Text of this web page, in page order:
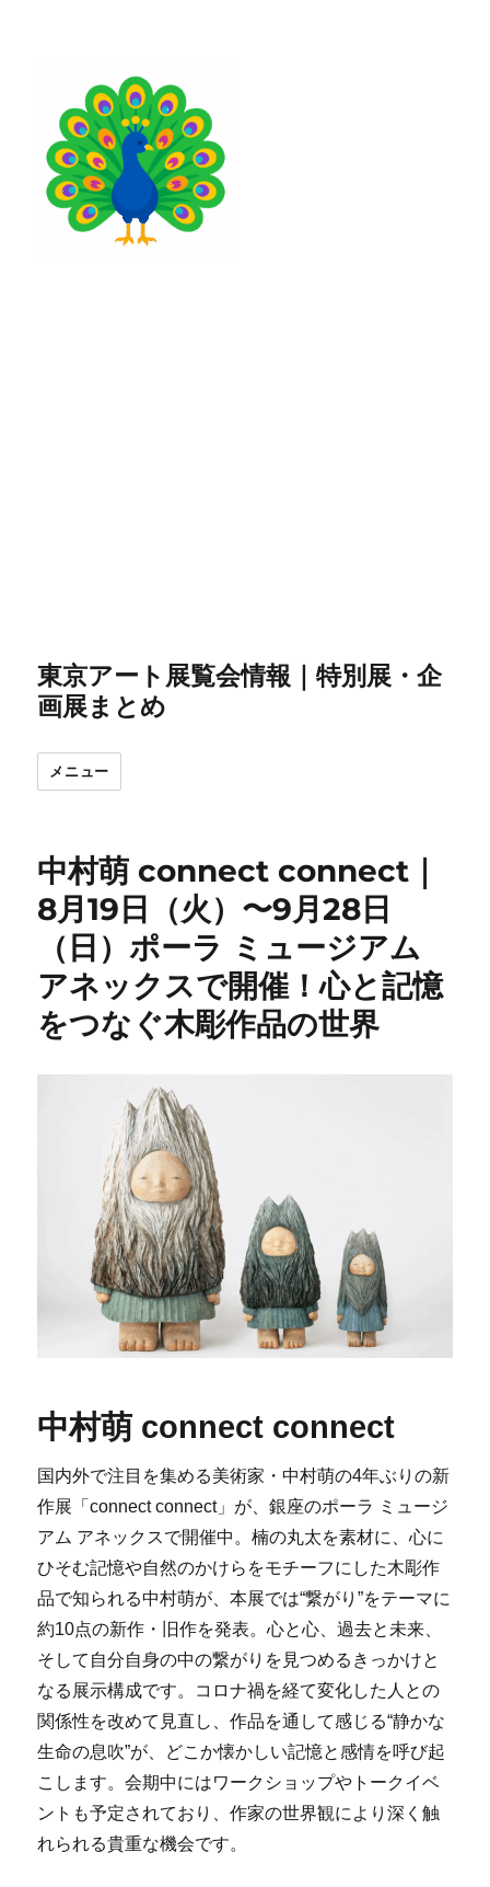
東京アート展覧会情報｜特別展・企
画展まとめ
メニュー
中村萌 connect connect｜
8月19日（火）〜9月28日
（日）ポーラ ミュージアム
アネックスで開催！心と記憶
をつなぐ木彫作品の世界
中村萌 connect connect
国内外で注目を集める美術家・中村萌の4年ぶりの新
作展「connect connect」が、銀座のポーラ ミュージ
アム アネックスで開催中。楠の丸太を素材に、心に
ひそむ記憶や自然のかけらをモチーフにした木彫作
品で知られる中村萌が、本展では“繋がり”をテーマに
約10点の新作・旧作を発表。心と心、過去と未来、
そして自分自身の中の繋がりを見つめるきっかけと
なる展示構成です。コロナ禍を経て変化した人との
関係性を改めて見直し、作品を通して感じる“静かな
生命の息吹”が、どこか懐かしい記憶と感情を呼び起
こします。会期中にはワークショップやトークイベ
ントも予定されており、作家の世界観により深く触
れられる貴重な機会です。